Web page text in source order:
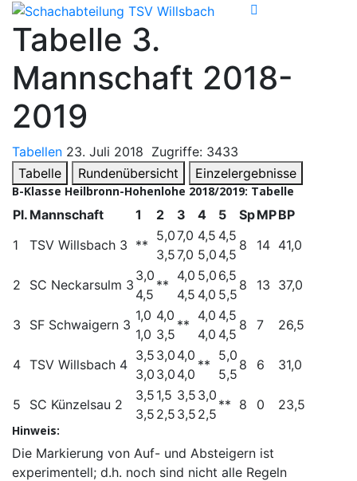
Tabelle 3.
Mannschaft 2018-
2019
Tabellen 23. Juli 2018 Zugriffe: 3433
Tabelle
Rundenübersicht Einzelergebnisse
B-Klasse Heilbronn-Hohenlohe 2018/2019: Tabelle
Pl. Mannschaft 1 2 3 4 5 SpMPBP
1
TSV Willsbach 3 **
5,0
3,5
7,0
7,0
4,5
5,0
4,5
4,5
8 14 41,0
2 SC Neckarsulm 3
3,0
4,5
**
4,0
4,5
5,0
4,0
6,5
5,5
8 13 37,0
3 SF Schwaigern 3
1,0
1,0
4,0
3,5
**
4,0
4,0
4,5
4,5
8 7 26,5
4 TSV Willsbach 4
3,5
3,0
3,0
3,0
4,0
4,0
**
5,0
5,5
8 6 31,0
5 SC Künzelsau 2
3,5
3,5
1,5
2,5
3,5
3,5
3,0
2,5
** 8 0 23,5
Hinweis:
Die Markierung von Auf- und Absteigern ist
experimentell; d.h. noch sind nicht alle Regeln